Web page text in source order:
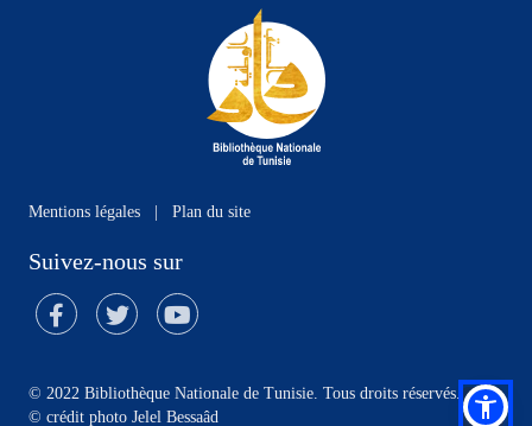
Mentions légales Plan du site
Suivez-nous sur
© 2022 Bibliothèque Nationale de Tunisie. Tous droits réservés.
© crédit photo Jelel Bessaâd